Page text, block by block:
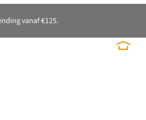
vanaf €125.